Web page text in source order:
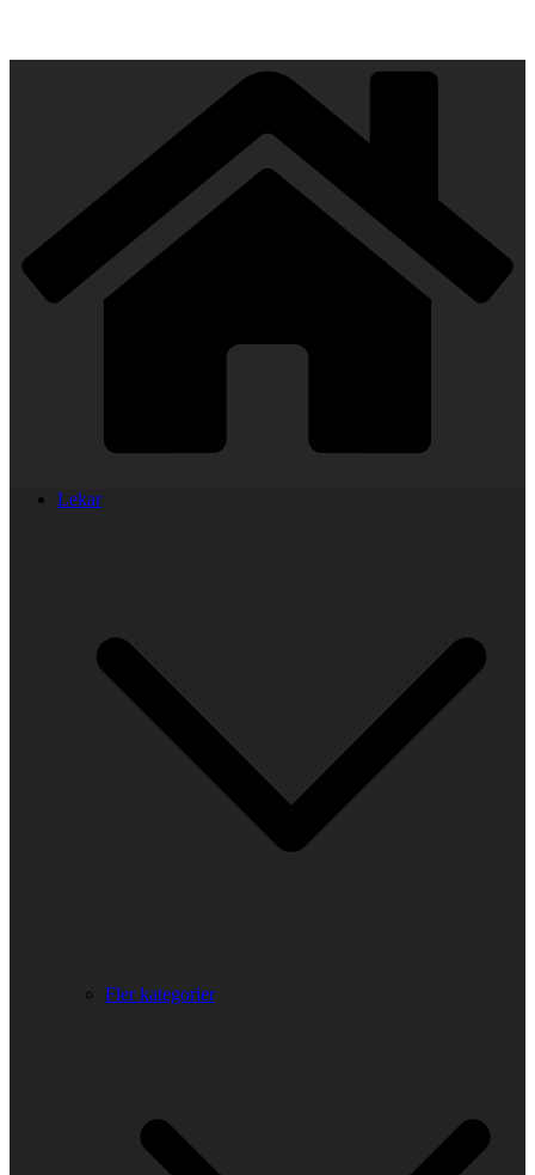
Lekar
Fler kategorier